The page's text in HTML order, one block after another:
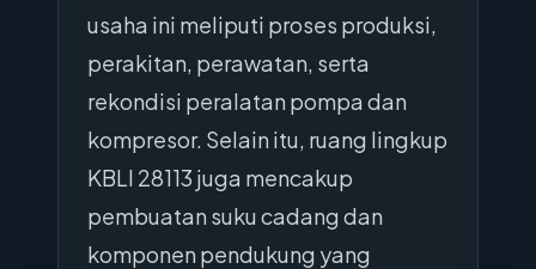
usaha ini meliputi proses produksi,
perakitan, perawatan, serta
rekondisi peralatan pompa dan
kompresor. Selain itu, ruang lingkup
KBLI 28113 juga mencakup
pembuatan suku cadang dan
komponen pendukung yang